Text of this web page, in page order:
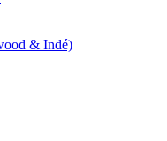
& Indé)